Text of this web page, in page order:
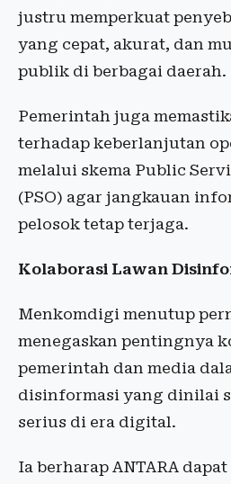
justru memperkuat
yang cepat, akurat, dan
publik di berbagai daerah.
Pemerintah juga
terhadap keberlanjutan
melalui skema Public
(PSO) agar jangkauan
pelosok tetap terjaga.
Kolaborasi Lawan
Menkomdigi menutup
menegaskan pentingnya
pemerintah dan media
disinformasi yang dinilai
serius di era digital.
Ia berharap ANTARA